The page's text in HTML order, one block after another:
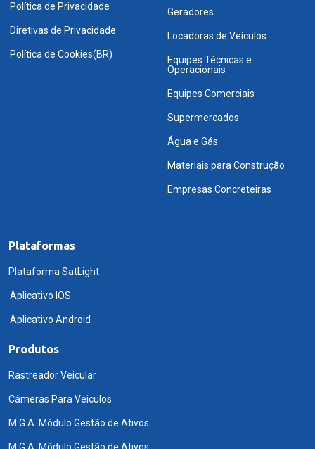
Política de Privacidade
Diretivas de Privacidade
Política de Cookies(BR)
Geradores
Locadoras de Veículos
Equipes Técnicas e
Operacionais
Equipes Comerciais
Supermercados
Água e Gás
Materiais para Construção
Empresas Concreteiras
Plataformas
Plataforma SatLight
Aplicativo IOS
Aplicativo Android
Produtos
Rastreador Veicular
Câmeras Para Veiculos
M.G.A. Módulo Gestão de Ativos